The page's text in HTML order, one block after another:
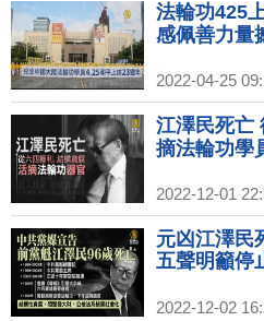
法輪功425
感佩善力量
2022-04-25
江澤民死亡
摘法輪功學
2022-12-01
元凶江澤民
五聲明籲停
2022-12-02